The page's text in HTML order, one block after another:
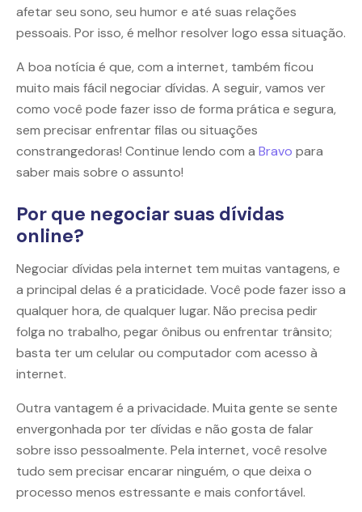
afetar seu sono, seu humor e até suas relações
pessoais. Por isso, é melhor resolver logo essa situação.
A boa notícia é que, com a internet, também ficou
muito mais fácil negociar dívidas. A seguir, vamos ver
como você pode fazer isso de forma prática e segura,
sem precisar enfrentar filas ou situações
constrangedoras! Continue lendo com a Bravo para
saber mais sobre o assunto!
Por que negociar suas dívidas
online?
Negociar dívidas pela internet tem muitas vantagens, e
a principal delas é a praticidade. Você pode fazer isso a
qualquer hora, de qualquer lugar. Não precisa pedir
folga no trabalho, pegar ônibus ou enfrentar trânsito;
basta ter um celular ou computador com acesso à
internet.
Outra vantagem é a privacidade. Muita gente se sente
envergonhada por ter dívidas e não gosta de falar
sobre isso pessoalmente. Pela internet, você resolve
tudo sem precisar encarar ninguém, o que deixa o
processo menos estressante e mais confortável.